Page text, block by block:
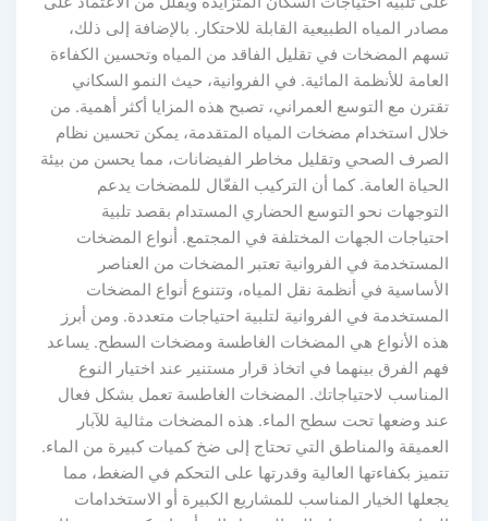
مصادر المياه الطبيعية القابلة للاحتكار. بالإضافة إلى ذلك،
تسهم المضخات في تقليل الفاقد من المياه وتحسين الكفاءة
العامة للأنظمة المائية. في الفروانية، حيث النمو السكاني
تقترن مع التوسع العمراني، تصبح هذه المزايا أكثر أهمية. من
خلال استخدام مضخات المياه المتقدمة، يمكن تحسين نظام
الصرف الصحي وتقليل مخاطر الفيضانات، مما يحسن من بيئة
الحياة العامة. كما أن التركيب الفعّال للمضخات يدعم
التوجهات نحو التوسع الحضاري المستدام بقصد تلبية
احتياجات الجهات المختلفة في المجتمع. أنواع المضخات
المستخدمة في الفروانية تعتبر المضخات من العناصر
الأساسية في أنظمة نقل المياه، وتتنوع أنواع المضخات
المستخدمة في الفروانية لتلبية احتياجات متعددة. ومن أبرز
هذه الأنواع هي المضخات الغاطسة ومضخات السطح. يساعد
فهم الفرق بينهما في اتخاذ قرار مستنير عند اختيار النوع
المناسب لاحتياجاتك. المضخات الغاطسة تعمل بشكل فعال
عند وضعها تحت سطح الماء. هذه المضخات مثالية للآبار
العميقة والمناطق التي تحتاج إلى ضخ كميات كبيرة من الماء.
تتميز بكفاءتها العالية وقدرتها على التحكم في الضغط، مما
يجعلها الخيار المناسب للمشاريع الكبيرة أو الاستخدامات